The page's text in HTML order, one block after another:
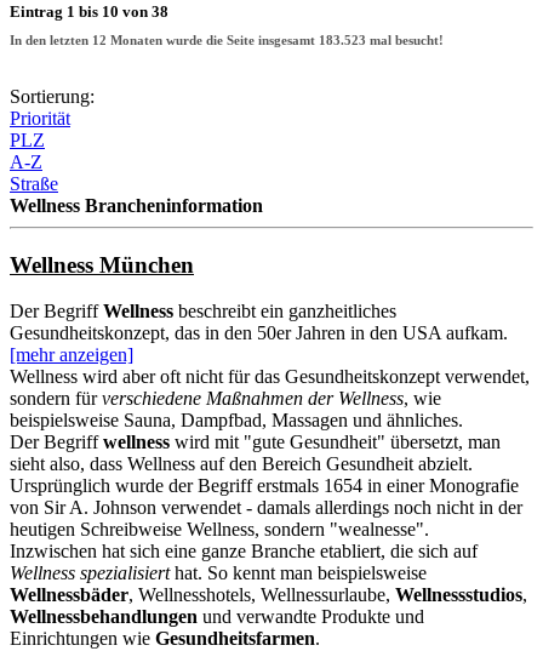
Eintrag 1 bis 10 von 38
In den letzten 12 Monaten wurde die Seite insgesamt 183.523 mal besucht!
Sortierung:
Priorität
PLZ
A-Z
Straße
Wellness Brancheninformation
Wellness München
Der BegriffWellness beschreibt ein ganzheitliches
Gesundheitskonzept, das in den 50er Jahren in den USA aufkam.
[mehr anzeigen]
Wellness wird aber oft nicht für das Gesundheitskonzept verwendet,
sondern fürverschiedene Maßnahmen der Wellness, wie
beispielsweise Sauna, Dampfbad, Massagen und ähnliches.
Der Begriffwellness wird mit "gute Gesundheit" übersetzt, man
sieht also, dass Wellness auf den Bereich Gesundheit abzielt.
Ursprünglich wurde der Begriff erstmals 1654 in einer Monografie
von Sir A. Johnson verwendet - damals allerdings noch nicht in der
heutigen Schreibweise Wellness, sondern "wealnesse".
Inzwischen hat sich eine ganze Branche etabliert, die sich auf
Wellness spezialisierthat. So kennt man beispielsweise
Wellnessbäder, Wellnesshotels, Wellnessurlaube, Wellnessstudios,
Wellnessbehandlungen und verwandte Produkte und
Einrichtungen wie Gesundheitsfarmen.